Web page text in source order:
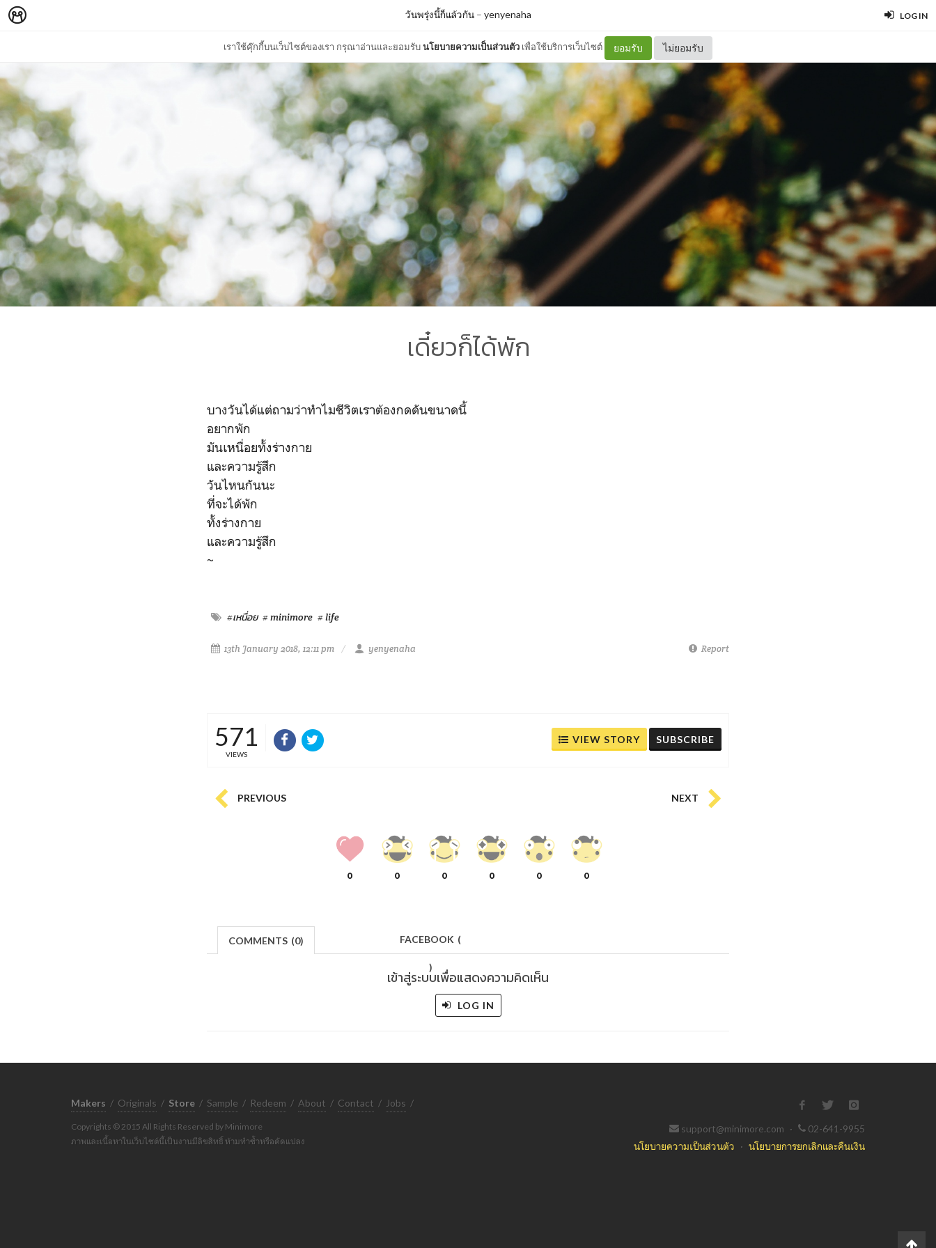
LOG IN
เราใช้คุ๊กกี้บนเว็บไซต์ของเรา กรุณาอ่านและยอมรับนโยบายความเป็นส่วนตัว เพื่อใช้บริการเว็บไซต์ ยอมรับ ไม่ยอมรับ
วันพรุ่งนี้ก็แล้วกัน– yenyenaha
เดี๋ยวก็ได้พัก
บางวันได้แต่ถามว่าทำไมชีวิตเราต้องกดดันขนาดนี้
อยากพัก
มันเหนื่อยทั้งร่างกาย
และความรู้สึก
วันไหนกันนะ
ที่จะได้พัก
ทั้งร่างกาย
และความรู้สึก
~
#เหนื่อย # minimore # life
13th January 2018, 12:11 pm yenyenaha Report
571
VIEWS
VIEW STORY SUBSCRIBE
PREVIOUS NEXT
0 0 0 0 0 0
COMMENTS (0) FACEBOOK (
)
เข้าสู่ระบบเพื่อแสดงความคิดเห็น
LOG IN
Makers / Originals / Store / Sample / Redeem / About / Contact / Jobs /
Copyrights © 2015 All Rights Reserved by Minimore
ภาพและเนื้อหาในเว็บไซต์นี้เป็นงานมีลิขสิทธิ์ ห้ามทำซ้ำหรือดัดแปลง
support@minimore.com ·
02-641-9955
นโยบายความเป็นส่วนตัว · นโยบายการยกเลิกและคืนเงิน